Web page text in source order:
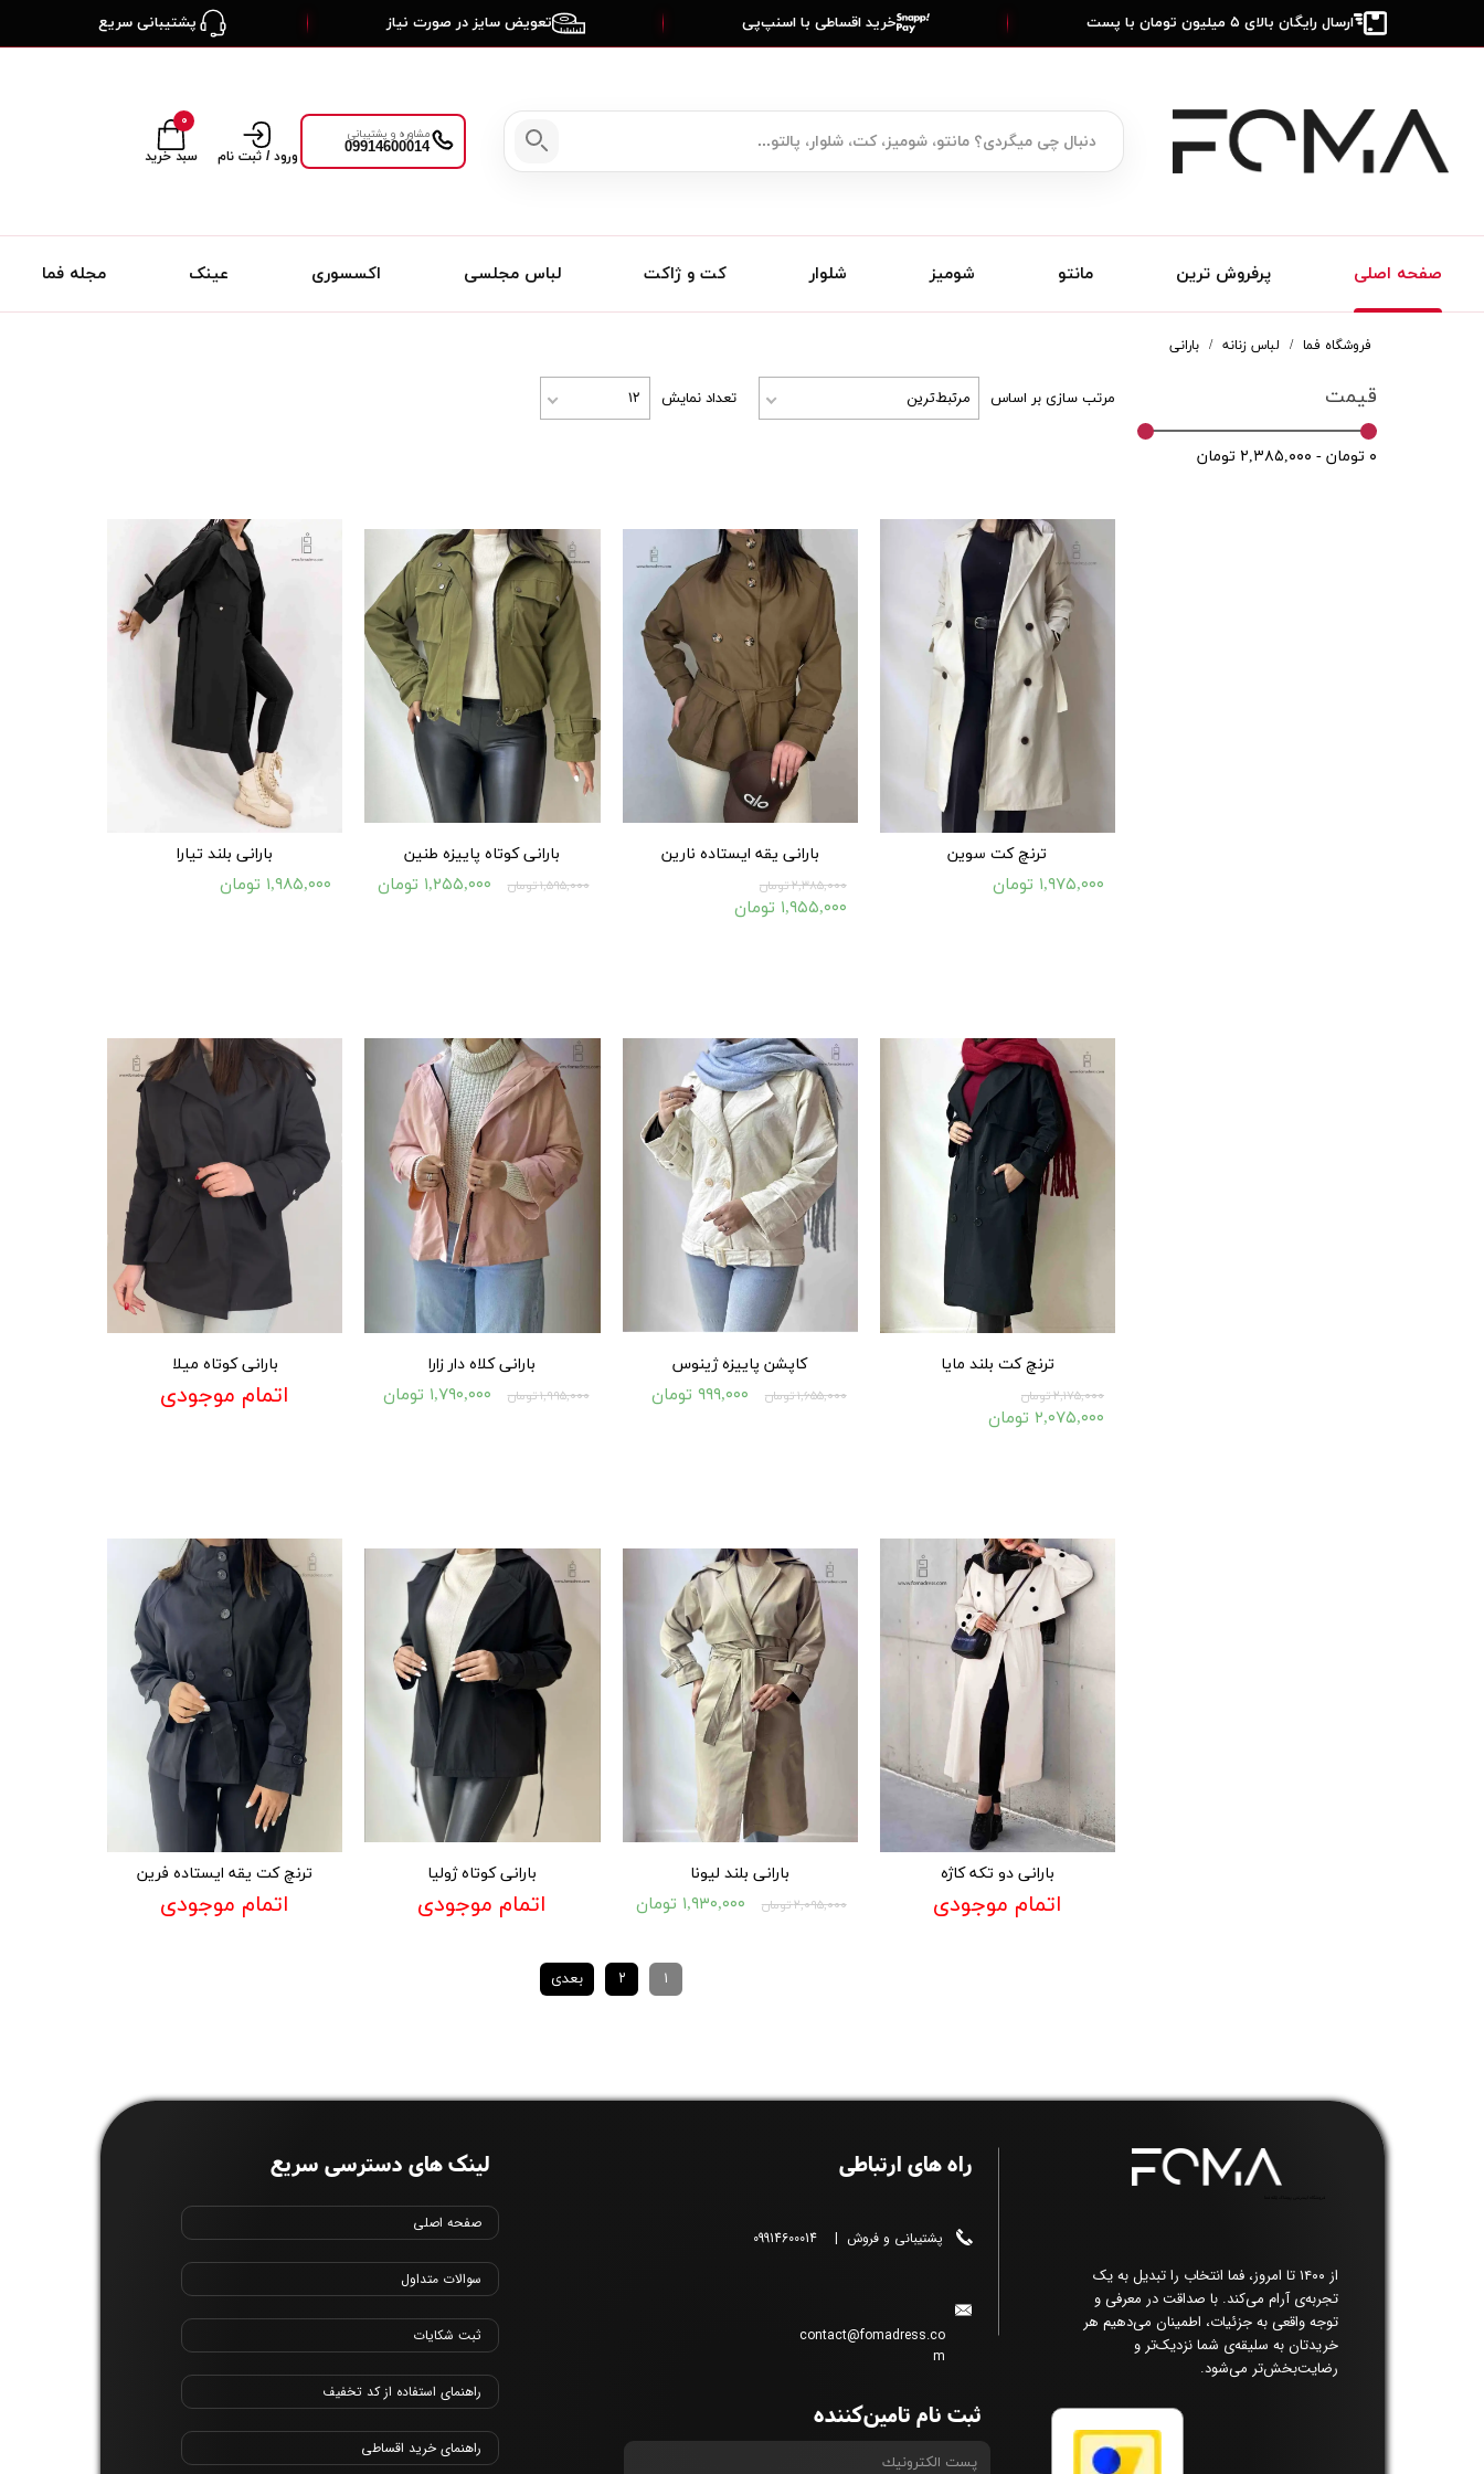
ارسال رایگان بالای ۵ میلیون تومان با پست خرید اقساطی با اسنپ‌پی تعویض سایز در صورت نیاز پشتیبانی سریع
مشاوره و پشتیبانی
09914600014 ورود / ثبت نام
۰
سبد خرید
صفحه اصلی پرفروش ترین مانتو شومیز شلوار کت و ژاکت لباس مجلسی اکسسوری عینک مجله فما
فروشگاه فما لباس زنانه بارانی
قیمت
۰ تومان - ۲,۳۸۵,۰۰۰ تومان
مرتب سازی بر اساس مرتبط‌ترین تعداد نمایش ۱۲
ترنچ کت سوین
۱,۹۷۵,۰۰۰ تومان
بارانی یقه ایستاده نارین
۲,۳۸۵,۰۰۰ تومان
۱,۹۵۵,۰۰۰ تومان
۴۳۰,۰۰۰ تومان
بارانی کوتاه پاییزه طنین
۱,۵۹۵,۰۰۰ تومان ۱,۲۵۵,۰۰۰ تومان
۳۴۰,۰۰۰ تومان
بارانی بلند تیارا
۱,۹۸۵,۰۰۰ تومان
ترنچ کت بلند مایا
۲,۱۷۵,۰۰۰ تومان
۲,۰۷۵,۰۰۰ تومان
۱۰۰,۰۰۰ تومان
کاپشن پاییزه ژینوس
۱,۶۵۵,۰۰۰ تومان ۹۹۹,۰۰۰ تومان
۶۵۶,۰۰۰ تومان
بارانی کلاه دار زارا
۱,۹۹۵,۰۰۰ تومان ۱,۷۹۰,۰۰۰ تومان
۲۰۵,۰۰۰ تومان
بارانی کوتاه میلا
اتمام موجودی
بارانی دو تکه کاژه
اتمام موجودی
بارانی بلند لیونا
۲,۰۹۵,۰۰۰ تومان ۱,۹۳۰,۰۰۰ تومان
۱۶۵,۰۰۰ تومان
بارانی کوتاه ژولیا
اتمام موجودی
ترنچ کت یقه ایستاده فرین
اتمام موجودی
۱ ۲ بعدی
راه های ارتباطی
پشتیبانی و فروش | 09914600014
contact@fomadress.co
m
لینک های دسترسی سریع
صفحه اصلی
سوالات متداول
ثبت شکایات
راهنمای استفاده از کد تخفیف
راهنمای خرید اقساطی
از ۱۴۰۰ تا امروز، فما انتخاب را تبدیل به یک
تجربه‌ی آرام می‌کند. با صداقت در معرفی و
توجه واقعی به جزئیات، اطمینان می‌دهیم هر
خریدتان به سلیقه‌ی شما نزدیک‌تر و
رضایت‌بخش‌تر می‌شود.
ثبت نام تامین‌کننده